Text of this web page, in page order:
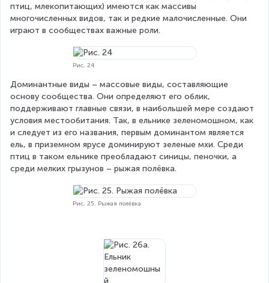
птиц, млекопитающих) имеются как массивы
многочисленных видов, так и редкие малочисленные. Они
играют в сообществах важные роли.
Рис. 24
Доминантные виды – массовые виды, составляющие
основу сообщества. Они определяют его облик,
поддерживают главные связи, в наибольшей мере создают
условия местообитания. Так, в ельнике зеленомошном, как
и следует из его названия, первым доминантом является
ель, в приземном ярусе доминируют зеленые мхи. Среди
птиц в таком ельнике преобладают синицы, пеночки, а
среди мелких грызунов – рыжая полёвка.
Рис. 25. Рыжая полёвка